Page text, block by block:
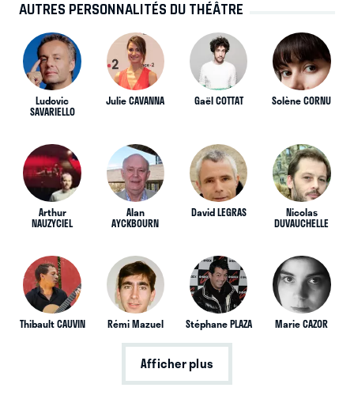
AUTRES PERSONNALITÉS DU THÉÂTRE
Ludovic
SAVARIELLO
Julie CAVANNA Gaël COTTAT Solène CORNU
Arthur
NAUZYCIEL
Alan
AYCKBOURN
David LEGRAS Nicolas
DUVAUCHELLE
Thibault CAUVIN Rémi Mazuel Stéphane PLAZA Marie CAZOR
Afficher plus